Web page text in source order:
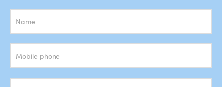
Subscrição
Newsletter